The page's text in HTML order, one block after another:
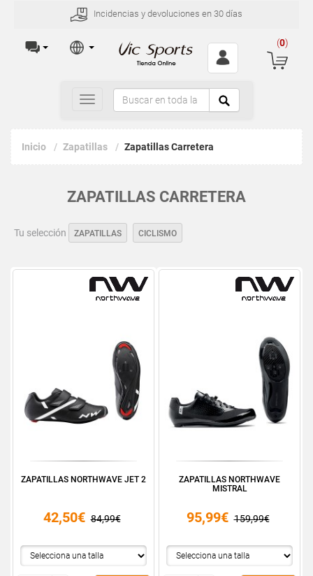
Incidencias y devoluciones en 30 días
(0)
Toggle
navigation
Inicio Zapatillas Zapatillas Carretera
ZAPATILLAS CARRETERA
Tu selección ZAPATILLAS CICLISMO
ZAPATILLAS NORTHWAVE JET 2
42,50€ 84,99€
ZAPATILLAS NORTHWAVE
MISTRAL
95,99€ 159,99€